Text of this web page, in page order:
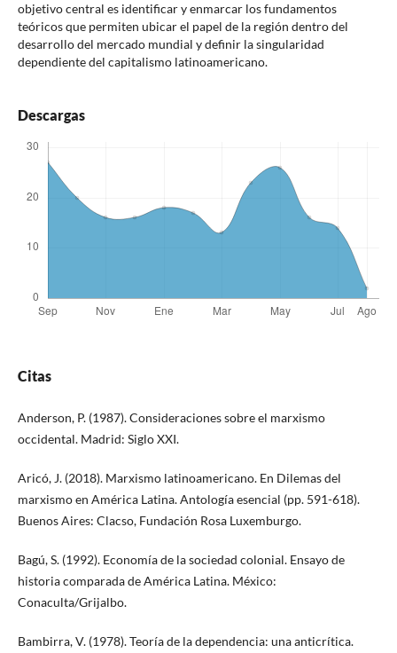
objetivo central es identificar y enmarcar los fundamentos
teóricos que permiten ubicar el papel de la región dentro del
desarrollo del mercado mundial y definir la singularidad
dependiente del capitalismo latinoamericano.
Descargas
Citas
Anderson, P. (1987). Consideraciones sobre el marxismo
occidental. Madrid: Siglo XXI.
Aricó, J. (2018). Marxismo latinoamericano. En Dilemas del
marxismo en América Latina. Antología esencial (pp. 591-618).
Buenos Aires: Clacso, Fundación Rosa Luxemburgo.
Bagú, S. (1992). Economía de la sociedad colonial. Ensayo de
historia comparada de América Latina. México:
Conaculta/Grijalbo.
Bambirra, V. (1978). Teoría de la dependencia: una anticrítica.